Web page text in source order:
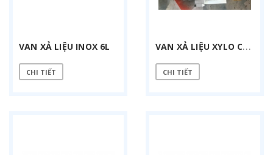
VAN XẢ LIỆU INOX 6L
CHI TIẾT
V
AN XẢ LIỆU XYLO CHỨA
CHI TIẾT